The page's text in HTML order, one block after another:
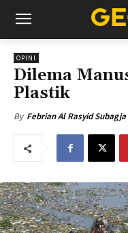
OPINI
Dilema
Plastik
By Febrian Al Rasyid Subagja